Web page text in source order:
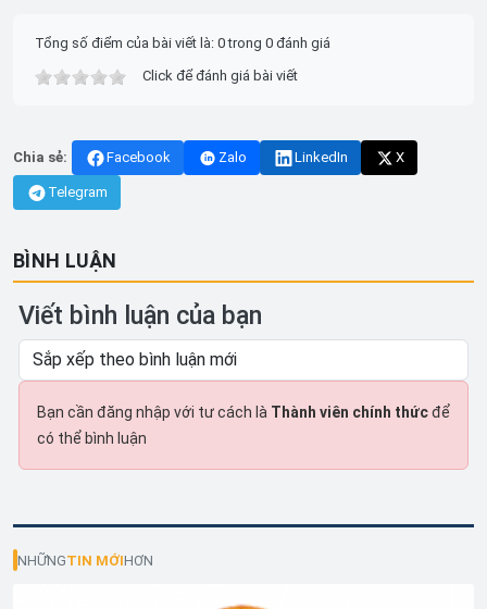
Tổng số điểm của bài viết là: 0 trong 0 đánh giá
Click để đánh giá bài viết
Chia sẻ: Facebook Zalo LinkedIn X
Telegram
BÌNH LUẬN
Viết bình luận của bạn
Bạn cần đăng nhập với tư cách là Thành viên chính thứcđể
có thể bình luận
NHỮNGTIN MỚIHƠN